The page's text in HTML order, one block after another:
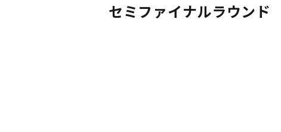
セミファイナルラウンド